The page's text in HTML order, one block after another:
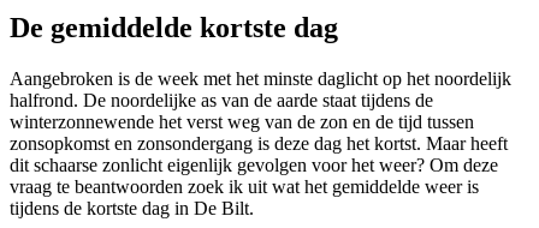
De gemiddelde kortste dag
Aangebroken is de week met het minste daglicht op het noordelijk
halfrond. De noordelijke as van de aarde staat tijdens de
winterzonnewende het verst weg van de zon en de tijd tussen
zonsopkomst en zonsondergang is deze dag het kortst. Maar heeft
dit schaarse zonlicht eigenlijk gevolgen voor het weer? Om deze
vraag te beantwoorden zoek ik uit wat het gemiddelde weer is
tijdens de kortste dag in De Bilt.